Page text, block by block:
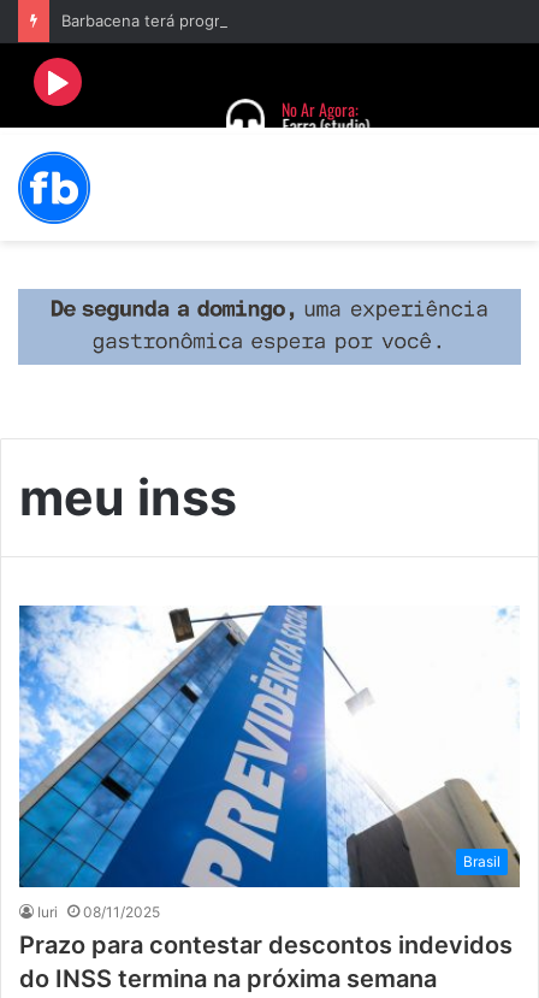
meu inss
Brasil
Iuri 08/11/2025
Prazo para contestar descontos indevidos
do INSS ​termina na próxima semana